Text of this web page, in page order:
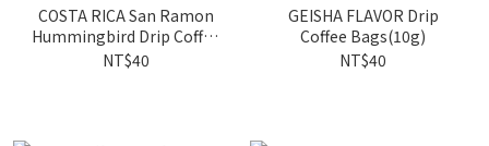
COSTA RICA San Ramon
Hummingbird Drip Coffee
Bags(10g)
NT$40
GEISHA FLAVOR Drip
Coffee Bags(10g)
NT$40